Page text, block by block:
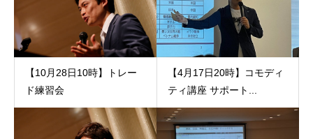
【10月28日10時】トレー
ド練習会
【4月17日20時】コモディ
ティ講座 サポート...